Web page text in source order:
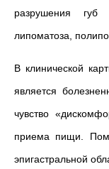
разрушения губ
липоматоза,
В клинической
является
чувство
приема пищи.
эпигастральной